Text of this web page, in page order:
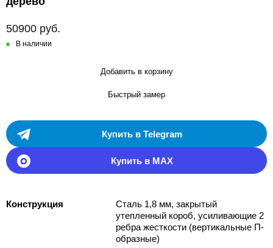
50900 руб.
В наличии
Добавить в корзину
Быстрый замер
Купить в Telegram
Купить в MAX
Конструкция
Сталь 1,8 мм, закрытый
утепленный короб, усиливающие 2
ребра жесткости (вертикальные П-
образные)